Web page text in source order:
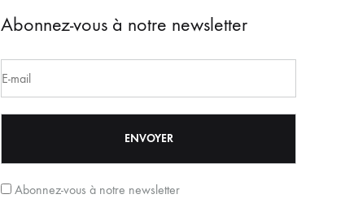
Abonnez-vous à notre newsletter
Abonnez-vous à notre newsletter